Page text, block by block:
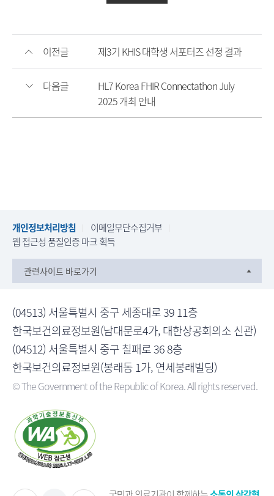
이전글 제3기 KHIS 대학생 서포터즈 선정 결과
다음글
HL7 Korea FHIR Connectathon July
2025 개최 안내
개인정보처리방침
이메일무단수집거부
웹 접근성 품질인증 마크 획득
관련사이트 바로가기
(04513) 서울특별시 중구 세종대로 39 11층
한국보건의료정보원(남대문로4가, 대한상공회의소 신관)
(04512) 서울특별시 중구 칠패로 36 8층
한국보건의료정보원(봉래동 1가, 연세봉래빌딩)
© The Government of the Republic of Korea. All rights reserved.